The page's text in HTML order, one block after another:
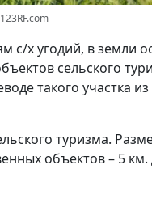
с/х угодий, в земли
сельского
такого участка
туризма.
объектов – 5